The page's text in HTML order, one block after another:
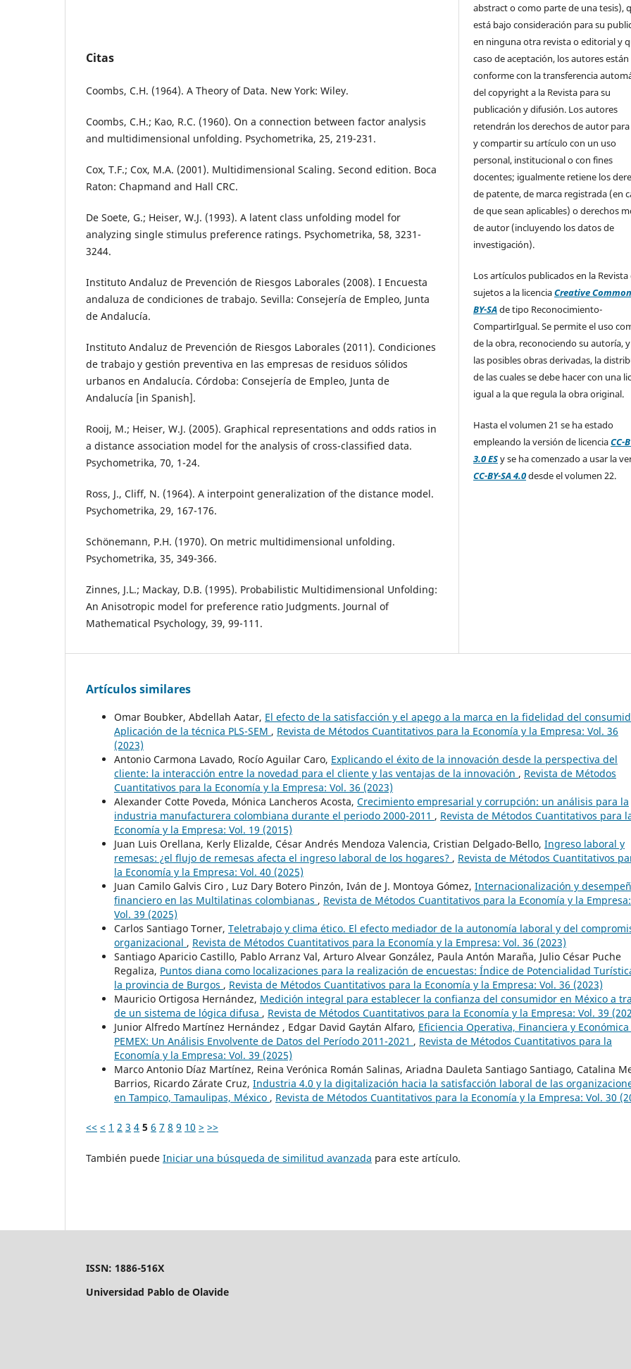
Citas
Coombs, C.H. (1964). A Theory of Data. New York: Wiley.
Coombs, C.H.; Kao, R.C. (1960). On a connection between factor analysis
and multidimensional unfolding. Psychometrika, 25, 219-231.
Cox, T.F.; Cox, M.A. (2001). Multidimensional Scaling. Second edition. Boca
Raton: Chapmand and Hall CRC.
De Soete, G.; Heiser, W.J. (1993). A latent class unfolding model for
analyzing single stimulus preference ratings. Psychometrika, 58, 3231-
3244.
Instituto Andaluz de Prevención de Riesgos Laborales (2008). I Encuesta
andaluza de condiciones de trabajo. Sevilla: Consejería de Empleo, Junta
de Andalucía.
Instituto Andaluz de Prevención de Riesgos Laborales (2011). Condiciones
de trabajo y gestión preventiva en las empresas de residuos sólidos
urbanos en Andalucía. Córdoba: Consejería de Empleo, Junta de
Andalucía [in Spanish].
Rooij, M.; Heiser, W.J. (2005). Graphical representations and odds ratios in
a distance association model for the analysis of cross-classified data.
Psychometrika, 70, 1-24.
Ross, J., Cliff, N. (1964). A interpoint generalization of the distance model.
Psychometrika, 29, 167-176.
Schönemann, P.H. (1970). On metric multidimensional unfolding.
Psychometrika, 35, 349-366.
Zinnes, J.L.; Mackay, D.B. (1995). Probabilistic Multidimensional Unfolding:
An Anisotropic model for preference ratio Judgments. Journal of
Mathematical Psychology, 39, 99-111.
abstract o como parte de una tesis),
está bajo consideración para su
en ninguna otra revista o editorial y
caso de aceptación, los autores están
conforme con la transferencia
del copyright a la Revista para su
publicación y difusión. Los autores
retendrán los derechos de autor
y compartir su artículo con un uso
personal, institucional o con fines
docentes; igualmente retiene los
de patente, de marca registrada (en
de que sean aplicables) o derechos
de autor (incluyendo los datos de
investigación).
Los artículos publicados en la Revista
sujetos a la licenciaCreative
BY-SAde tipo Reconocimiento-
CompartirIgual. Se permite el uso
de la obra, reconociendo su autoría,
las posibles obras derivadas, la
de las cuales se debe hacer con una
igual a la que regula la obra original.
Hasta el volumen 21 se ha estado
empleando la versión de licenciaCC-
3.0 ESy se ha comenzado a usar la
CC-BY-SA 4.0desde el volumen 22.
Artículos similares
Omar Boubker, Abdellah Aatar, El efecto de la satisfacción y el apego a la marca en la fidelidad del
Aplicación de la técnica PLS-SEM , Revista de Métodos Cuantitativos para la Economía y la Empresa: Vol. 36
(2023)
Antonio Carmona Lavado, Rocío Aguilar Caro, Explicando el éxito de la innovación desde la perspectiva del
cliente: la interacción entre la novedad para el cliente y las ventajas de la innovación , Revista de Métodos
Cuantitativos para la Economía y la Empresa: Vol. 36 (2023)
Alexander Cotte Poveda, Mónica Lancheros Acosta, Crecimiento empresarial y corrupción: un análisis para la
industria manufacturera colombiana durante el periodo 2000-2011 , Revista de Métodos Cuantitativos para
Economía y la Empresa: Vol. 19 (2015)
Juan Luis Orellana, Kerly Elizalde, César Andrés Mendoza Valencia, Cristian Delgado-Bello, Ingreso laboral y
remesas: ¿el flujo de remesas afecta el ingreso laboral de los hogares? , Revista de Métodos Cuantitativos
la Economía y la Empresa: Vol. 40 (2025)
Juan Camilo Galvis Ciro , Luz Dary Botero Pinzón, Iván de J. Montoya Gómez, Internacionalización y
financiero en las Multilatinas colombianas , Revista de Métodos Cuantitativos para la Economía y la Empresa:
Vol. 39 (2025)
Carlos Santiago Torner, Teletrabajo y clima ético. El efecto mediador de la autonomía laboral y del
organizacional , Revista de Métodos Cuantitativos para la Economía y la Empresa: Vol. 36 (2023)
Santiago Aparicio Castillo, Pablo Arranz Val, Arturo Alvear González, Paula Antón Maraña, Julio César Puche
Regaliza, Puntos diana como localizaciones para la realización de encuestas: Índice de Potencialidad
la provincia de Burgos , Revista de Métodos Cuantitativos para la Economía y la Empresa: Vol. 36 (2023)
Mauricio Ortigosa Hernández, Medición integral para establecer la confianza del consumidor en México a
de un sistema de lógica difusa , Revista de Métodos Cuantitativos para la Economía y la Empresa: Vol. 39
Junior Alfredo Martínez Hernández , Edgar David Gaytán Alfaro, Eficiencia Operativa, Financiera y
PEMEX: Un Análisis Envolvente de Datos del Período 2011-2021 , Revista de Métodos Cuantitativos para la
Economía y la Empresa: Vol. 39 (2025)
Marco Antonio Díaz Martínez, Reina Verónica Román Salinas, Ariadna Dauleta Santiago Santiago, Catalina
Barrios, Ricardo Zárate Cruz, Industria 4.0 y la digitalización hacia la satisfacción laboral de las
en Tampico, Tamaulipas, México , Revista de Métodos Cuantitativos para la Economía y la Empresa: Vol. 30
<< < 1 2 3 4 5 6 7 8 9 10 > >>
También puede Iniciar una búsqueda de similitud avanzada para este artículo.
ISSN: 1886-516X
Universidad Pablo de Olavide